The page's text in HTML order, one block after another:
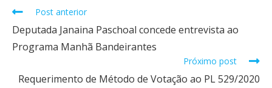
Post anterior
Deputada Janaina Paschoal concede entrevista ao
Programa Manhã Bandeirantes
Próximo post
Requerimento de Método de Votação ao PL 529/2020